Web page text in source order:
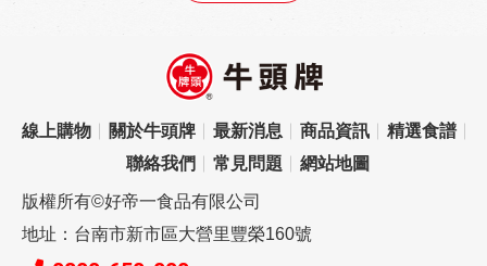
線上購物 關於牛頭牌 最新消息 商品資訊
精選食譜
聯絡我們
常見問題 網站地圖
版權所有©好帝一食品有限公司
地址：台南市新市區大營里豐榮160號